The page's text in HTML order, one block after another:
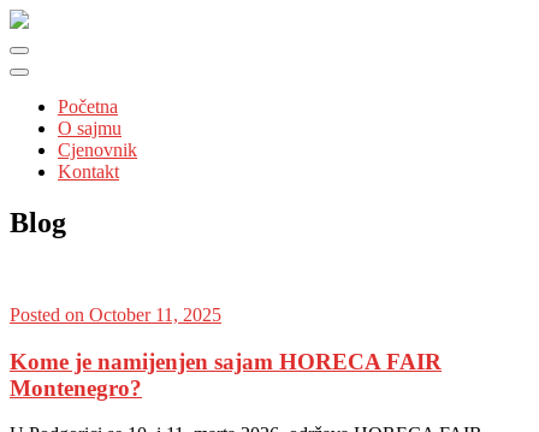
Početna
O sajmu
Cjenovnik
Kontakt
Blog
Posted on October 11, 2025
Kome je namijenjen sajam HORECA FAIR
Montenegro?